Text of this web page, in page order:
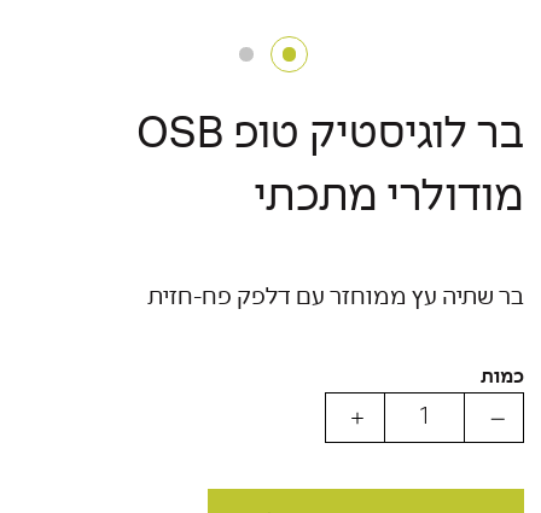
בר לוגיסטיק טופ OSB
מודולרי מתכתי
בר שתיה עץ ממוחזר עם דלפק פח-חזית
כמות